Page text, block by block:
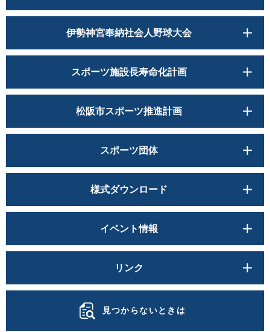
伊勢神宮奉納社会人野球大会
スポーツ施設長寿命化計画
松阪市スポーツ推進計画
スポーツ団体
様式ダウンロード
イベント情報
リンク
見つからないときは